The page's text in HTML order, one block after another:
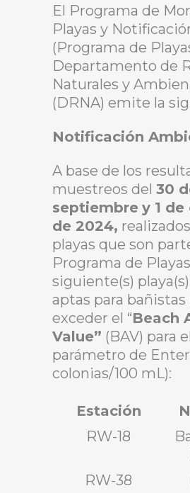
El Programa de
Playas y
(Programa de
Departamento de
Naturales y
(DRNA) emite la
Notificación
A base de los
muestreos del 30
septiembre y 1
de 2024,
playas que son
Programa de
siguiente(s) playa(s)
aptas para bañistas
exceder el “Beach
Value” (BAV) para el
parámetro de
colonias/100 mL):
Estación
RW-18
RW-38